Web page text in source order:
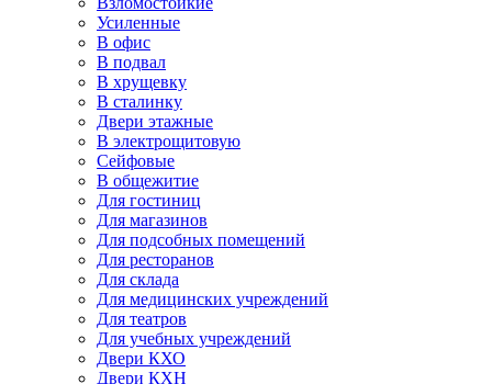
Усиленные
В офис
В подвал
В хрущевку
В сталинку
Двери этажные
В электрощитовую
Сейфовые
В общежитие
Для гостиниц
Для магазинов
Для подсобных помещений
Для ресторанов
Для склада
Для медицинских учреждений
Для театров
Для учебных учреждений
Двери КХО
Двери КХН